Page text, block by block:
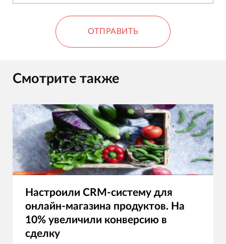
ОТПРАВИТЬ
Смотрите также
Настроили CRM-систему для
онлайн-магазина продуктов. На
10% увеличили конверсию в
сделку